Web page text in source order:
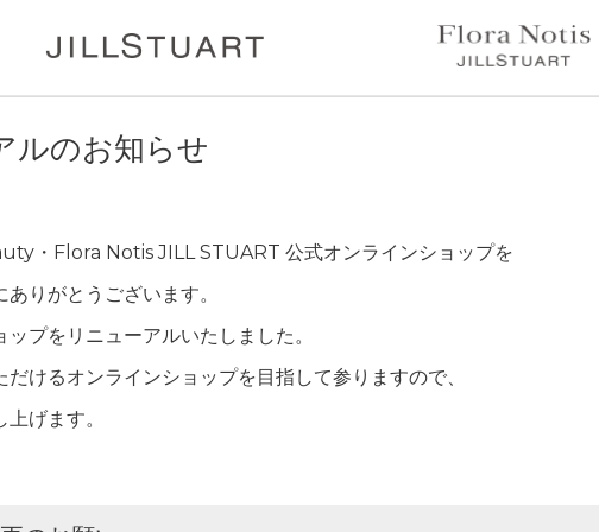
ルのお知らせ
・Flora Notis JILL STUART 公式オンラインショップを
りがとうございます。
プをリニューアルいたしました。
けるオンラインショップを目指して参りますので、
げます。